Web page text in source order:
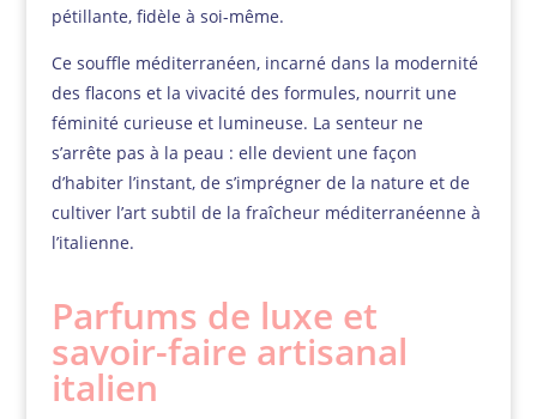
pétillante, fidèle à soi-même.
Ce souffle méditerranéen, incarné dans la modernité
des flacons et la vivacité des formules, nourrit une
féminité curieuse et lumineuse. La senteur ne
s’arrête pas à la peau : elle devient une façon
d’habiter l’instant, de s’imprégner de la nature et de
cultiver l’art subtil de la fraîcheur méditerranéenne à
l’italienne.
Parfums de luxe et
savoir-faire artisanal
italien